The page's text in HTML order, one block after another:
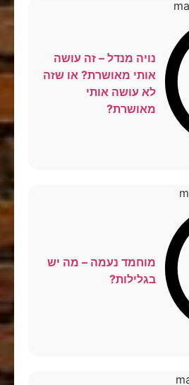
נויה מנדל – זה עושה
אותי מאושרת? או שזה
לא עושה אותי
מאושרת?
מוחמד נעמה – מה יש
בגלילות?